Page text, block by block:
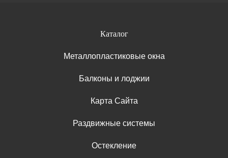
Каталог
Металлопластиковые окна
Балконы и лоджии
Карта Сайта
Раздвижные системы
Остекление